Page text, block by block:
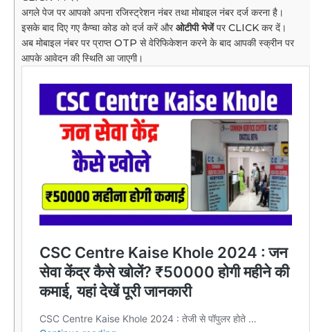
अगले पेज पर आपको अपना रजिस्ट्रेशन नंबर तथा मोबाइल नंबर दर्ज करना है।
इसके बाद दिए गए कैप्चा कोड को दर्ज करें औरओटीपी भेजेंपर CLICK कर दें।
अब मोबाइल नंबर पर प्राप्त OTP से वेरिफिकेशन करने के बाद आपकी स्क्रीन पर
आपके आवेदन की स्थिति आ जाएगी।